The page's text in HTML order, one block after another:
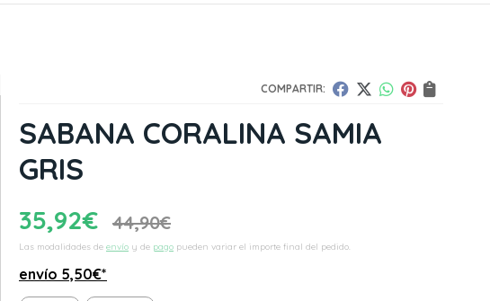
COMPARTIR:
SABANA CORALINA SAMIA
GRIS
35,92€ 44,90€
Las modalidades de envío y de pago pueden variar el importe final del pedido.
envío 5,50€*